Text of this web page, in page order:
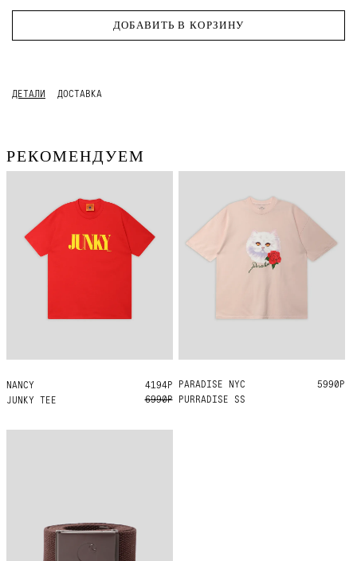
ДОБАВИТЬ В КОРЗИНУ
ДЕТАЛИ ДОСТАВКА
РЕКОМЕНДУЕМ
NANCY
JUNKY TEE
L
4194Р
6990Р
PARADISE NYC
PURRADISE SS
XL 5990Р